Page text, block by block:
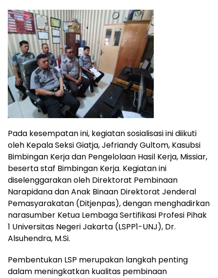
Pada kesempatan ini, kegiatan sosialisasi ini diikuti
oleh Kepala Seksi Giatja, Jefriandy Gultom, Kasubsi
Bimbingan Kerja dan Pengelolaan Hasil Kerja, Missiar,
beserta staf Bimbingan Kerja. Kegiatan ini
diselenggarakan oleh Direktorat Pembinaan
Narapidana dan Anak Binaan Direktorat Jenderal
Pemasyarakatan (Ditjenpas), dengan menghadirkan
narasumber Ketua Lembaga Sertifikasi Profesi Pihak
1 Universitas Negeri Jakarta (LSPP1-UNJ), Dr.
Alsuhendra, M.Si.
Pembentukan LSP merupakan langkah penting
dalam meningkatkan kualitas pembinaan